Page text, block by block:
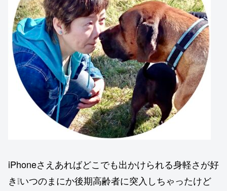
iPhoneさえあればどこでも出かけられる身軽さが好
き❕いつのまにか後期高齢者に突入しちゃったけど